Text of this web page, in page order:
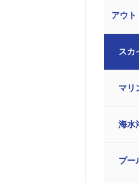
アウト
スカ
マリ
海水
プー